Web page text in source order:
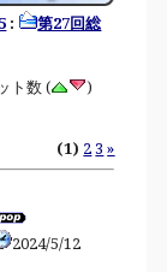
:
第27回総
ト数 (
)
(1) 2 3 »
2024/5/12